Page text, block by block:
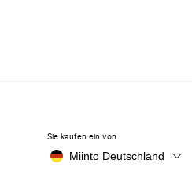
Sie kaufen ein von
Miinto Deutschland